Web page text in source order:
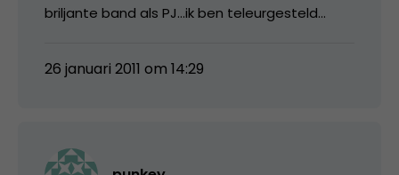
briljante band als PJ…ik ben teleurgesteld…
26 januari 2011 om 14:29